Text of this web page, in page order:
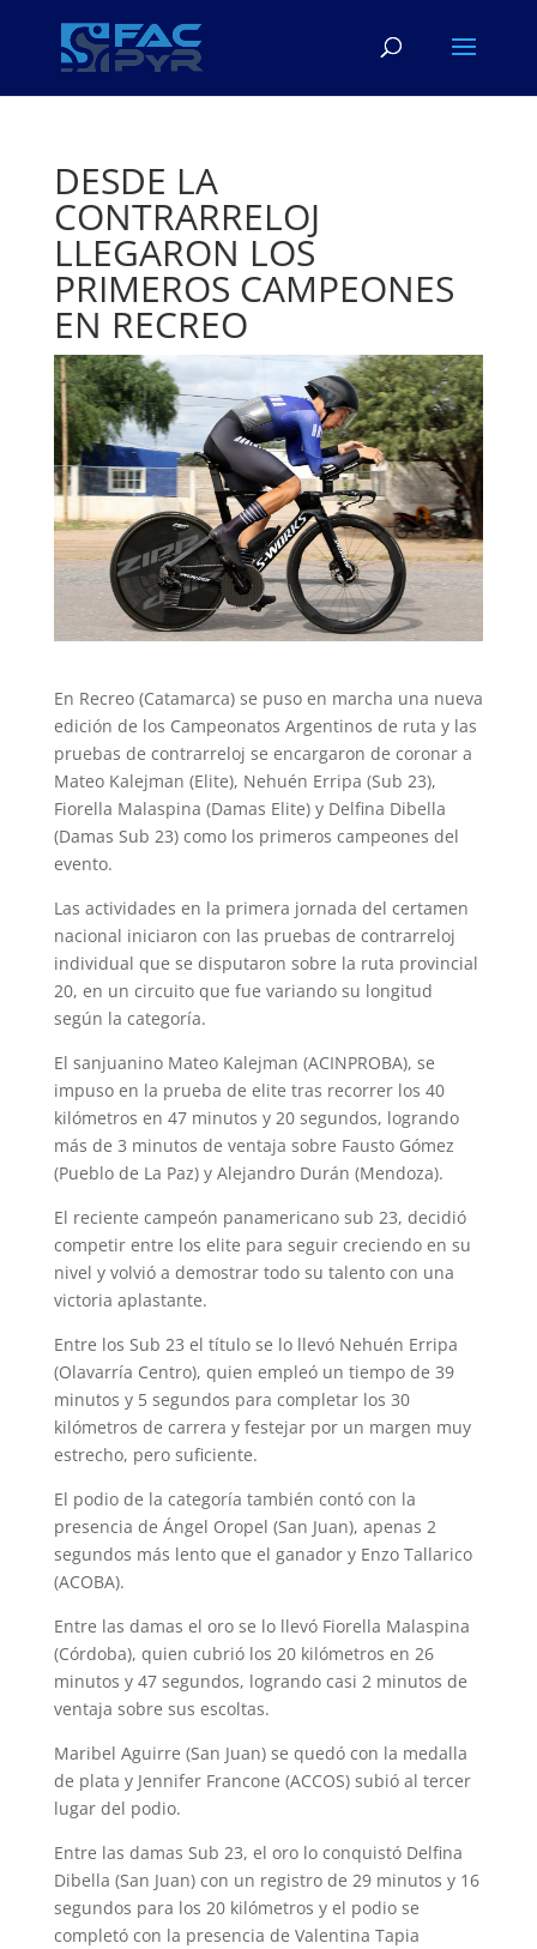
DESDE LA
CONTRARRELOJ
LLEGARON LOS
PRIMEROS CAMPEONES
EN RECREO
En Recreo (Catamarca) se puso en marcha una nueva
edición de los Campeonatos Argentinos de ruta y las
pruebas de contrarreloj se encargaron de coronar a
Mateo Kalejman (Elite), Nehuén Erripa (Sub 23),
Fiorella Malaspina (Damas Elite) y Delfina Dibella
(Damas Sub 23) como los primeros campeones del
evento.
Las actividades en la primera jornada del certamen
nacional iniciaron con las pruebas de contrarreloj
individual que se disputaron sobre la ruta provincial
20, en un circuito que fue variando su longitud
según la categoría.
El sanjuanino Mateo Kalejman (ACINPROBA), se
impuso en la prueba de elite tras recorrer los 40
kilómetros en 47 minutos y 20 segundos, logrando
más de 3 minutos de ventaja sobre Fausto Gómez
(Pueblo de La Paz) y Alejandro Durán (Mendoza).
El reciente campeón panamericano sub 23, decidió
competir entre los elite para seguir creciendo en su
nivel y volvió a demostrar todo su talento con una
victoria aplastante.
Entre los Sub 23 el título se lo llevó Nehuén Erripa
(Olavarría Centro), quien empleó un tiempo de 39
minutos y 5 segundos para completar los 30
kilómetros de carrera y festejar por un margen muy
estrecho, pero suficiente.
El podio de la categoría también contó con la
presencia de Ángel Oropel (San Juan), apenas 2
segundos más lento que el ganador y Enzo Tallarico
(ACOBA).
Entre las damas el oro se lo llevó Fiorella Malaspina
(Córdoba), quien cubrió los 20 kilómetros en 26
minutos y 47 segundos, logrando casi 2 minutos de
ventaja sobre sus escoltas.
Maribel Aguirre (San Juan) se quedó con la medalla
de plata y Jennifer Francone (ACCOS) subió al tercer
lugar del podio.
Entre las damas Sub 23, el oro lo conquistó Delfina
Dibella (San Juan) con un registro de 29 minutos y 16
segundos para los 20 kilómetros y el podio se
completó con la presencia de Valentina Tapia